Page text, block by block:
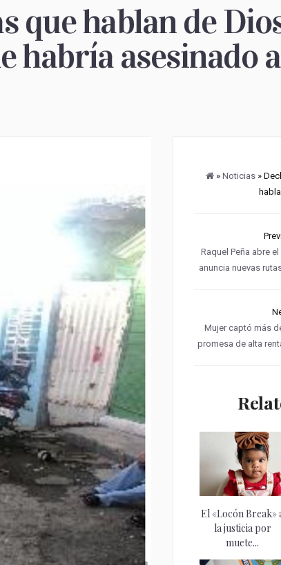
que hablan de
habría asesinado
»Noticias »
Raquel Peña abre
anuncia nuevas
Mujer captó más
promesa de alta
El «Locón Break»
la justicia por
muete...